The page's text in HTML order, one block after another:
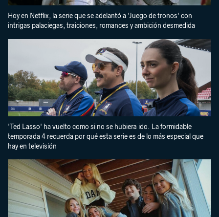
Hoy en Netflix, la serie que se adelantó a 'Juego de tronos' con
intrigas palaciegas, traiciones, romances y ambición desmedida
'Ted Lasso' ha vuelto como si no se hubiera ido. La formidable
temporada 4 recuerda por qué esta serie es de lo más especial que
hay en televisión